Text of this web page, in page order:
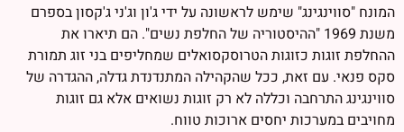
המונח "סווינגינג" שימש לראשונה על ידי ג'ון וג'ני ג'קסון בספרם
משנת 1969 "ההיסטוריה של החלפת נשים". הם תיארו את
ההחלפת זוגות כזוגות הטרוסקסואלים שמחליפים בני זוג תמורת
סקס פנאי. עם זאת, ככל שהקהילה המתנדנדת גדלה, ההגדרה של
סווינגינג התרחבה וכללה לא רק זוגות נשואים אלא גם זוגות
מחויבים במערכות יחסים ארוכות טווח.